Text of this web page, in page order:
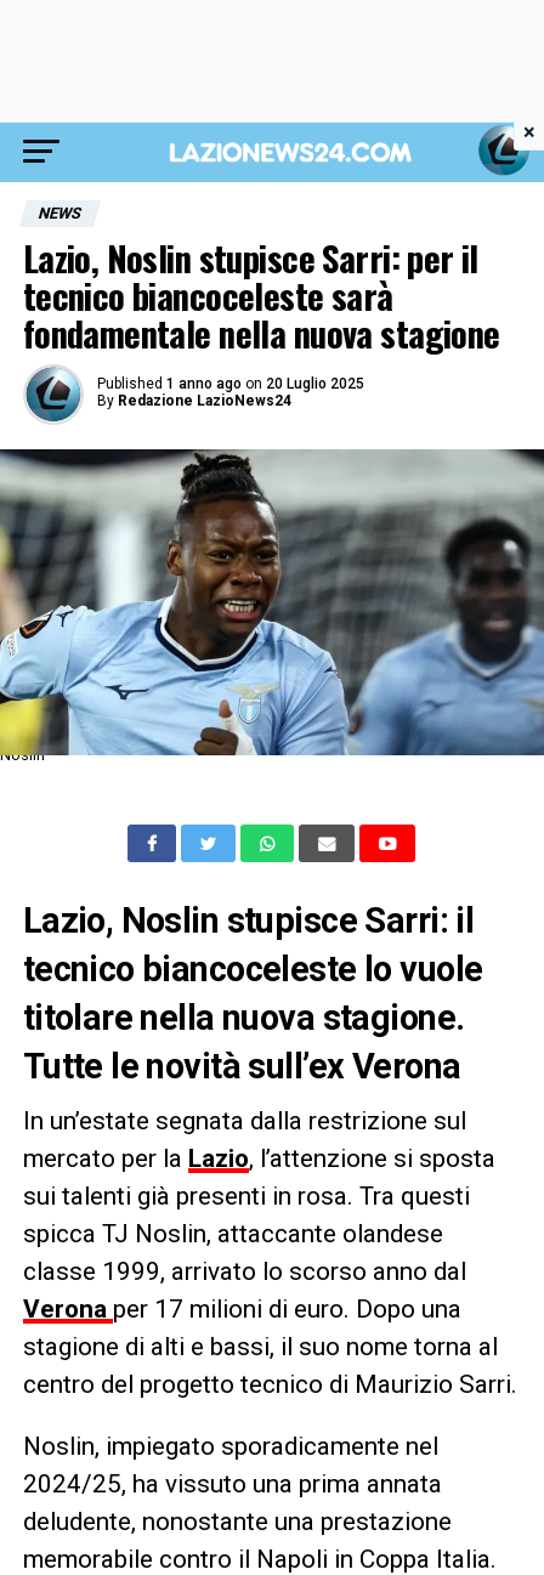
NEWS
Lazio, Noslin stupisce Sarri: per il
tecnico biancoceleste sarà
fondamentale nella nuova stagione
Published 1 anno ago on 20 Luglio 2025
By Redazione LazioNews24
Noslin
Lazio, Noslin stupisce Sarri: il
tecnico biancoceleste lo vuole
titolare nella nuova stagione.
Tutte le novità sull’ex Verona
In un’estate segnata dalla restrizione sul
mercato per la Lazio, l’attenzione si sposta
sui talenti già presenti in rosa. Tra questi
spicca TJ Noslin, attaccante olandese
classe 1999, arrivato lo scorso anno dal
Verona per 17 milioni di euro. Dopo una
stagione di alti e bassi, il suo nome torna al
centro del progetto tecnico di Maurizio Sarri.
Noslin, impiegato sporadicamente nel
2024/25, ha vissuto una prima annata
deludente, nonostante una prestazione
memorabile contro il Napoli in Coppa Italia.
×